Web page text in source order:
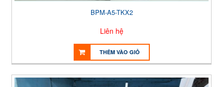
BPM-A5-TKX2
Liên hệ
THÊM VÀO GIỎ